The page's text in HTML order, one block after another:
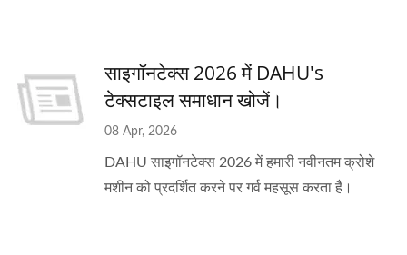
साइगॉनटेक्स 2026 में DAHU's
टेक्सटाइल समाधान खोजें।
08 Apr, 2026
DAHU साइगॉनटेक्स 2026 में हमारी नवीनतम क्रोशे
मशीन को प्रदर्शित करने पर गर्व महसूस करता है।